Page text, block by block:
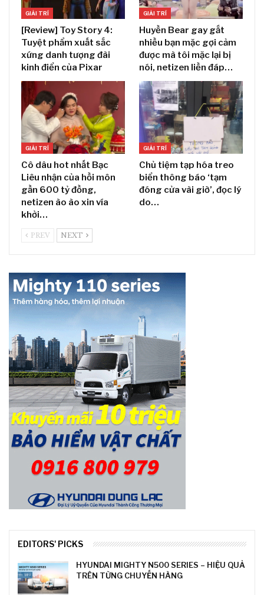
GIẢI TRÍ
[Review] Toy Story 4:
Tuyệt phẩm xuất sắc
xứng danh tượng đài
kinh điển của Pixar
GIẢI TRÍ
Huyền Bear gay gắt
nhiều bạn mặc gợi cảm
được mà tôi mặc lại bị
nói, netizen liền đáp…
GIẢI TRÍ
Cô dâu hot nhất Bạc
Liêu nhận của hồi môn
gần 600 tỷ đồng,
netizen ào ào xin vía
khởi…
GIẢI TRÍ
Chủ tiệm tạp hóa treo
biển thông báo ‘tạm
đóng cửa vài giờ’, đọc lý
do…
PREV NEXT
EDITORS' PICKS
HYUNDAI MIGHTY N500 SERIES – HIỆU QUẢ
TRÊN TỪNG CHUYẾN HÀNG